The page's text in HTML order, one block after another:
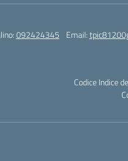
092424345 Email:
Codice Indice